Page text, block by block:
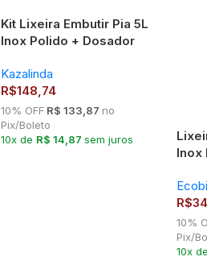
Kit Lixeira Embutir Pia 5L
Inox Polido + Dosador
Kazalinda
R$148,74
10% OFFR$ 133,87 no
Pix/Boleto
10x de R$ 14,87 sem juros
Inox
R$
10%
Pix/
10x de